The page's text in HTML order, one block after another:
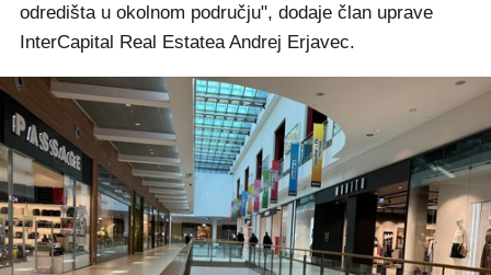
odredišta u okolnom području", dodaje član uprave
InterCapital Real Estatea Andrej Erjavec.